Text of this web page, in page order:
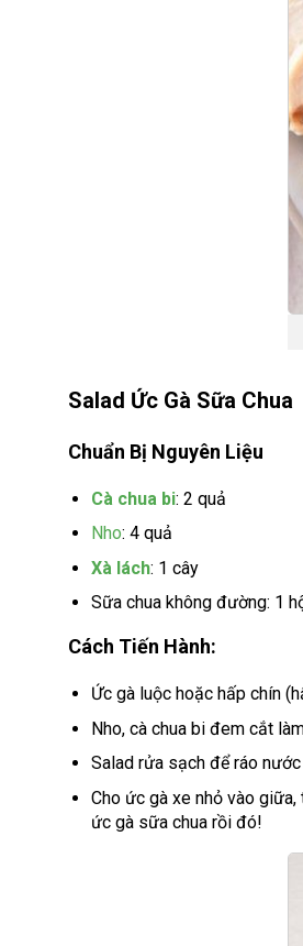
Salad Ức Gà Sữa Chua
Chuẩn Bị Nguyên Liệu
Cà chua bi: 2 quả
Nho: 4 quả
Xà lách: 1 cây
Sữa chua không đường: 1
Cách Tiến Hành:
Ức gà luộc hoặc hấp chín
Nho, cà chua bi đem cắt
Salad rửa sạch để ráo
Cho ức gà xe nhỏ vào giữa,
ức gà sữa chua rồi đó!